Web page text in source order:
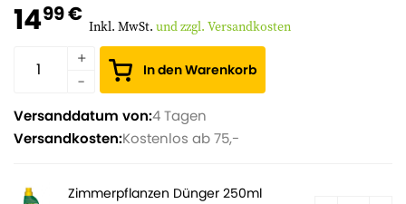
1499 € Inkl. MwSt. und zzgl. Versandkosten
In den Warenkorb
Versanddatum von:4 Tagen
Versandkosten:Kostenlos ab 75,-
Zimmerpflanzen Dünger 250ml